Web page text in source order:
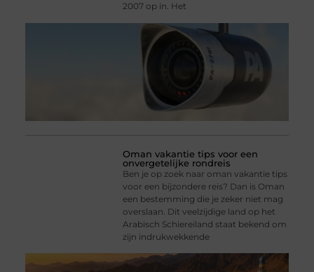
2007 op in. Het
Oman vakantie tips voor een
onvergetelijke rondreis
Ben je op zoek naar oman vakantie tips
voor een bijzondere reis? Dan is Oman
een bestemming die je zeker niet mag
overslaan. Dit veelzijdige land op het
Arabisch Schiereiland staat bekend om
zijn indrukwekkende